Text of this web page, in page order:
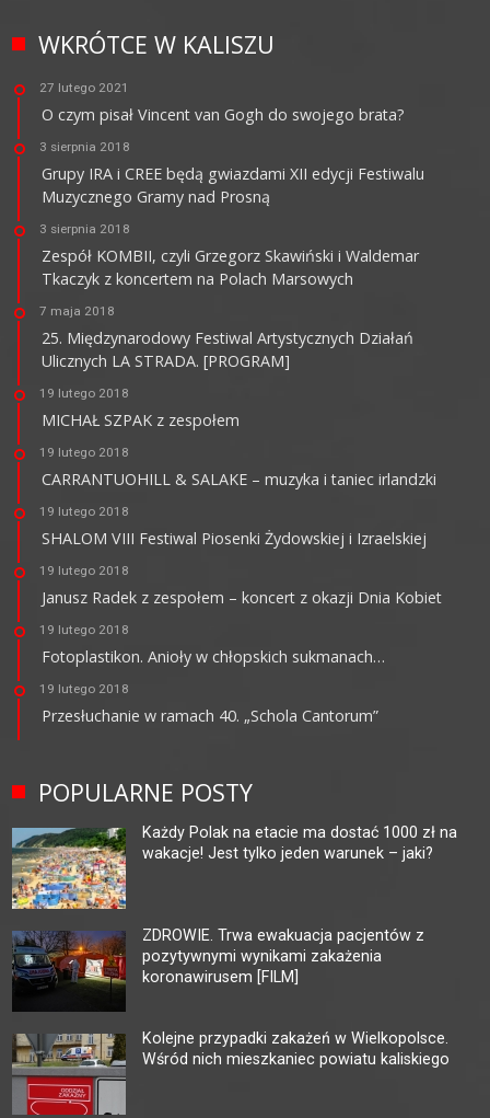
WKRÓTCE W KALISZU
27 lutego 2021
O czym pisał Vincent van Gogh do swojego brata?
3 sierpnia 2018
Grupy IRA i CREE będą gwiazdami XII edycji Festiwalu
Muzycznego Gramy nad Prosną
3 sierpnia 2018
Zespół KOMBII, czyli Grzegorz Skawiński i Waldemar
Tkaczyk z koncertem na Polach Marsowych
7 maja 2018
25. Międzynarodowy Festiwal Artystycznych Działań
Ulicznych LA STRADA. [PROGRAM]
19 lutego 2018
MICHAŁ SZPAK z zespołem
19 lutego 2018
CARRANTUOHILL & SALAKE – muzyka i taniec irlandzki
19 lutego 2018
SHALOM VIII Festiwal Piosenki Żydowskiej i Izraelskiej
19 lutego 2018
Janusz Radek z zespołem – koncert z okazji Dnia Kobiet
19 lutego 2018
Fotoplastikon. Anioły w chłopskich sukmanach…
19 lutego 2018
Przesłuchanie w ramach 40. „Schola Cantorum”
POPULARNE POSTY
Każdy Polak na etacie ma dostać 1000 zł na
wakacje! Jest tylko jeden warunek – jaki?
ZDROWIE. Trwa ewakuacja pacjentów z
pozytywnymi wynikami zakażenia
koronawirusem [FILM]
Kolejne przypadki zakażeń w Wielkopolsce.
Wśród nich mieszkaniec powiatu kaliskiego